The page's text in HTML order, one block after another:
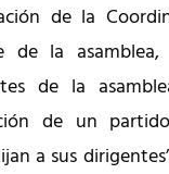
de la
de la
de la
de un
a sus